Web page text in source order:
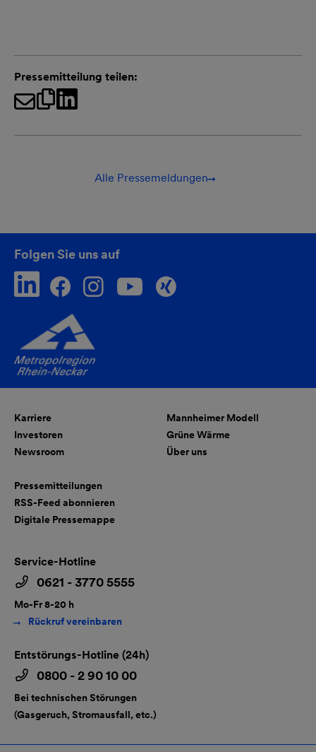
Pressemitteilung teilen:
Alle Pressemeldungen
Folgen Sie uns auf
Karriere
Investoren
Newsroom
Mannheimer Modell
Grüne Wärme
Über uns
Pressemitteilungen
RSS-Feed abonnieren
Digitale Pressemappe
Service-Hotline
0621 - 3770 5555
Mo-Fr 8-20 h
Rückruf vereinbaren
Entstörungs-Hotline (24h)
0800 - 2 90 10 00
Bei technischen Störungen
(Gasgeruch, Stromausfall, etc.)